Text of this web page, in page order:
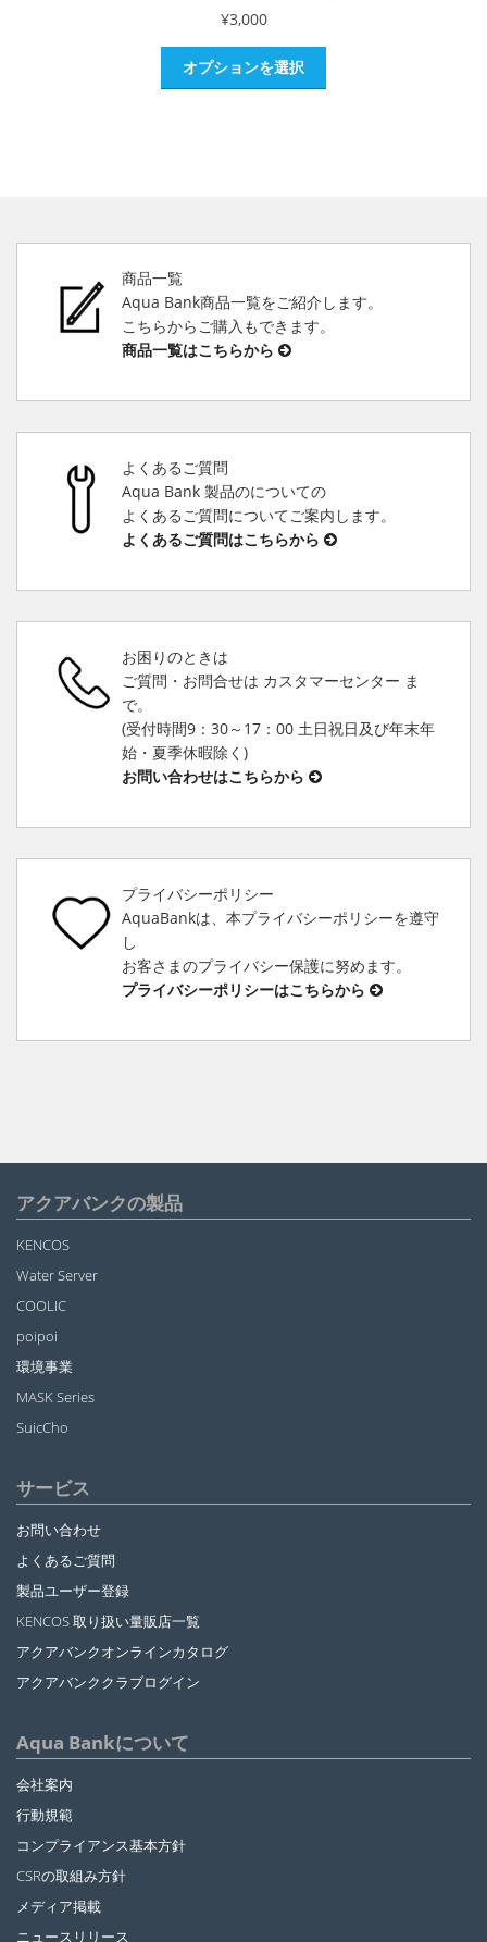
¥3,000
オプションを選択
商品一覧
Aqua Bank商品一覧をご紹介します。
こちらからご購入もできます。
商品一覧はこちらから
よくあるご質問
Aqua Bank 製品のについての
よくあるご質問についてご案内します。
よくあるご質問はこちらから
お困りのときは
ご質問・お問合せは カスタマーセンター ま
で。
(受付時間9：30～17：00 土日祝日及び年末年
始・夏季休暇除く)
お問い合わせはこちらから
プライバシーポリシー
AquaBankは、本プライバシーポリシーを遵守
し
お客さまのプライバシー保護に努めます。
プライバシーポリシーはこちらから
アクアバンクの製品
KENCOS
Water Server
COOLIC
poipoi
環境事業
MASK Series
SuicCho
サービス
お問い合わせ
よくあるご質問
製品ユーザー登録
KENCOS 取り扱い量販店一覧
アクアバンクオンラインカタログ
アクアバンククラブログイン
Aqua Bankについて
会社案内
行動規範
コンプライアンス基本方針
CSRの取組み方針
メディア掲載
ニュースリリース